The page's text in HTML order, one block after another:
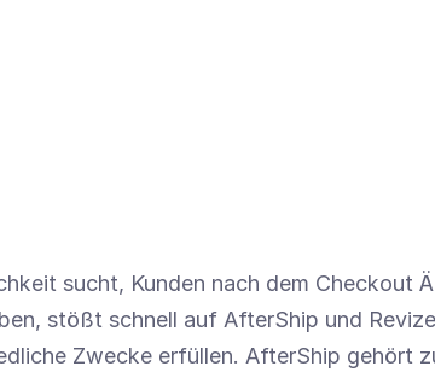
sucht, Kunden nach dem Checkout
stößt schnell auf AfterShip und
Zwecke erfüllen. AfterShip gehört